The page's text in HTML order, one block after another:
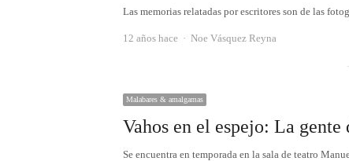
Las memorias relatadas por escritores son de las
12 años hace Autor
Noe Vásquez Reyna
Malabares & amalgamas
Vahos en el espejo: La
Se encuentra en temporada en la sala de teatro